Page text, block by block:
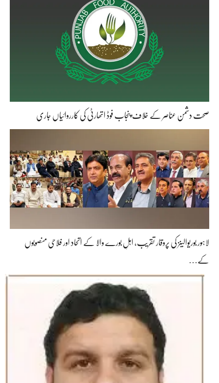
صحت دشمن عناصر کے خلاف پنجاب فوڈ اتھارٹی کی کارروائیاں جاری
لاہور بوریوالینز کی پروقار تقریب، اہلِ بورے والا کے اتحاد اور فلاحی منصوبوں
کے…